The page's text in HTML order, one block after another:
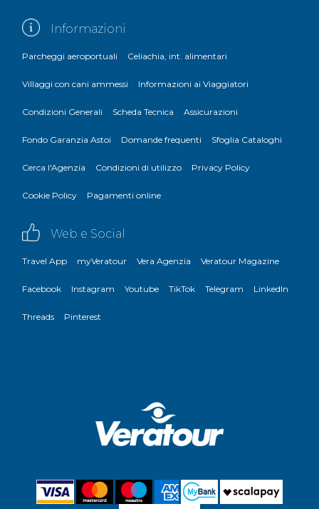
Informazioni
Parcheggi aeroportuali Celiachia, int. alimentari
Villaggi con cani ammessi Informazioni ai Viaggiatori
Condizioni Generali Scheda Tecnica Assicurazioni
Fondo Garanzia Astoi Domande frequenti Sfoglia Cataloghi
Cerca l'Agenzia Condizioni di utilizzo Privacy Policy
Cookie Policy Pagamenti online
Web e Social
Travel App myVeratour Vera Agenzia Veratour Magazine
Facebook Instagram Youtube TikTok Telegram LinkedIn
Threads Pinterest